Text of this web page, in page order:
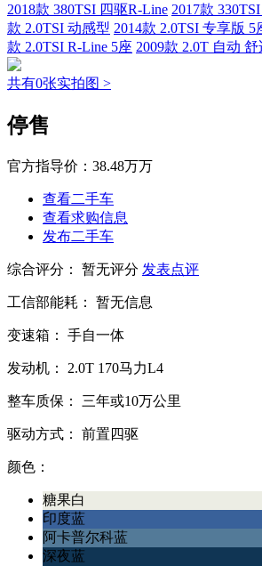
2018款 380TSI 四驱R-Line 2017款
款 2.0TSI 动感型 2014款 2.0TSI 专享版 5
款 2.0TSI R-Line 5座 2009款 2.0T 自动 舒
共有0张实拍图 >
停售
官方指导价： 38.48万万
查看二手车
查看求购信息
发布二手车
综合评分： 暂无评分 发表点评
工信部能耗： 暂无信息
变速箱： 手自一体
发动机： 2.0T 170马力L4
整车质保： 三年或10万公里
驱动方式： 前置四驱
颜色：
糖果白
印度蓝
阿卡普尔科蓝
深夜蓝